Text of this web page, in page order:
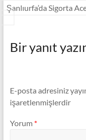
Şanlıurfa’da Sigorta
Bir yanıt
E-posta adresiniz
işaretlenmişlerdir
Yorum *